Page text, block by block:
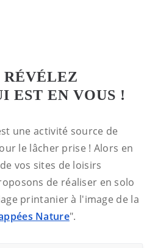
EST EN VOUS !
une activité source de
le lâcher prise ! Alors en
vos sites de loisirs
de réaliser en solo
printanier à l'image de la
Nature".